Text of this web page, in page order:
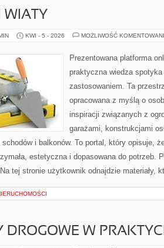
WIATY
KWI - 5 - 2026 MOŻLIWOŚĆ
Prezentowana platforma
praktyczna wiedza
zastosowaniem. Ta
opracowana z myślą o
inspiracji związanych z
garażami, konstrukcjami
i balkonów. To portal, który opisuje,
estetyczna i dopasowana do potrzeb.
tej stronie użytkownik odnajdzie materiały,
DROGOWE W